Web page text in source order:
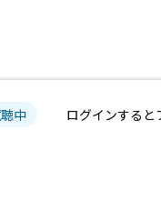
中 ログインすると